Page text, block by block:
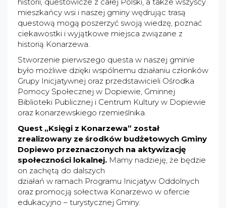
historii, questowicze z całej Polski, a także wszyscy
mieszkańcy wsi i naszej gminy wędrując trasą
questową mogą poszerzyć swoją wiedzę, poznać
ciekawostki i wyjątkowe miejsca związane z
historią Konarzewa.
Stworzenie pierwszego questa w naszej gminie
było możliwe dzięki wspólnemu działaniu członków
Grupy Inicjatywnej oraz przedstawicieli Ośrodka
Pomocy Społecznej w Dopiewie, Gminnej
Biblioteki Publicznej i Centrum Kultury w Dopiewie
oraz konarzewskiego rzemieślnika.
Quest „Księgi z Konarzewa” został
zrealizowany ze środków budżetowych Gminy
Dopiewo przeznaczonych na aktywizację
społeczności lokalnej. Mamy nadzieję, że będzie
on zachętą do dalszych
działań w ramach Programu Inicjatyw Oddolnych
oraz promocją sołectwa Konarzewo w ofercie
edukacyjno – turystycznej Gminy.